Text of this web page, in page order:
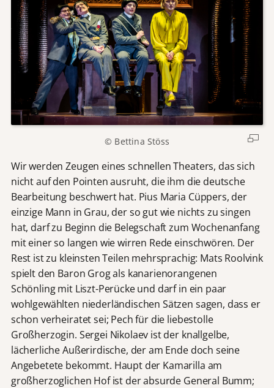
© Bettina Stöss
Wir werden Zeugen eines schnellen Theaters, das sich
nicht auf den Pointen ausruht, die ihm die deutsche
Bearbeitung beschwert hat. Pius Maria Cüppers, der
einzige Mann in Grau, der so gut wie nichts zu singen
hat, darf zu Beginn die Belegschaft zum Wochenanfang
mit einer so langen wie wirren Rede einschwören. Der
Rest ist zu kleinsten Teilen mehrsprachig: Mats Roolvink
spielt den Baron Grog als kanarienorangenen
Schönling mit Liszt-Perücke und darf in ein paar
wohlgewählten niederländischen Sätzen sagen, dass er
schon verheiratet sei; Pech für die liebestolle
Großherzogin. Sergei Nikolaev ist der knallgelbe,
lächerliche Außerirdische, der am Ende doch seine
Angebetete bekommt. Haupt der Kamarilla am
großherzoglichen Hof ist der absurde General Bumm;